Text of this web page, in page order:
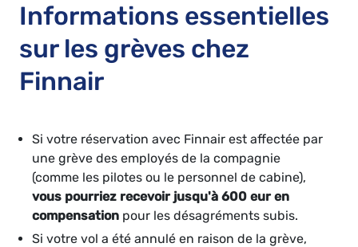
Informations essentielles
sur les grèves chez
Finnair
Si votre réservation avec Finnair est affectée par
une grève des employés de la compagnie
(comme les pilotes ou le personnel de cabine),
vous pourriez recevoir jusqu'à 600 eur en
compensation pour les désagréments subis.
Si votre vol a été annulé en raison de la grève,